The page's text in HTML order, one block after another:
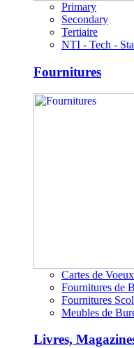
Primary
Secondary
Tertiaire
NTI - Tech -
Fournitures
Cartes de Voeux
Fournitures de
Fournitures
Meubles de
Livres,